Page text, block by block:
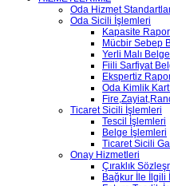
Oda Hizmet
Oda Sicili İşlemleri
Kapasite
Mücbir Sebep
Yerli Malı
Fiili Sarfiyat
Ekspertiz
Oda Kimlik
Ticaret Sicili İşlemleri
Tescil İşlemleri
Belge İşlemleri
Ticaret Sicili
Onay Hizmetleri
Çıraklık
Bağkur İle İlgili